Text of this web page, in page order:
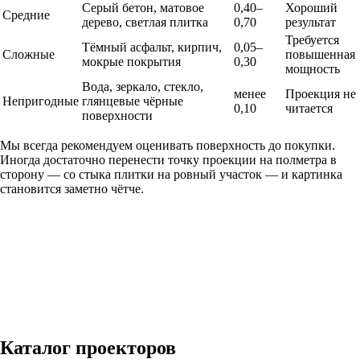
Средние
Серый бетон, матовое
дерево, светлая плитка
0,40–
0,70
Хороший
результат
Сложные
Тёмный асфальт, кирпич,
мокрые покрытия
0,05–
0,30
Требуется
повышенная
мощность
Непригодные
Вода, зеркало, стекло,
глянцевые чёрные
поверхности
менее
0,10
Проекция не
читается
Мы всегда рекомендуем оценивать поверхность до покупки.
Иногда достаточно перенести точку проекции на полметра в
сторону — со стыка плитки на ровный участок — и картинка
становится заметно чётче.
Каталог проекторов